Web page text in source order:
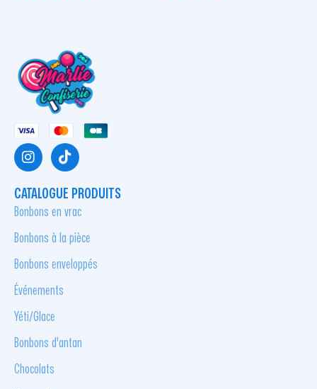
CATALOGUE PRODUITS
Bonbons en vrac
Bonbons à la pièce
Bonbons enveloppés
Événements
Yéti/Glace
Bonbons d'antan
Chocolats